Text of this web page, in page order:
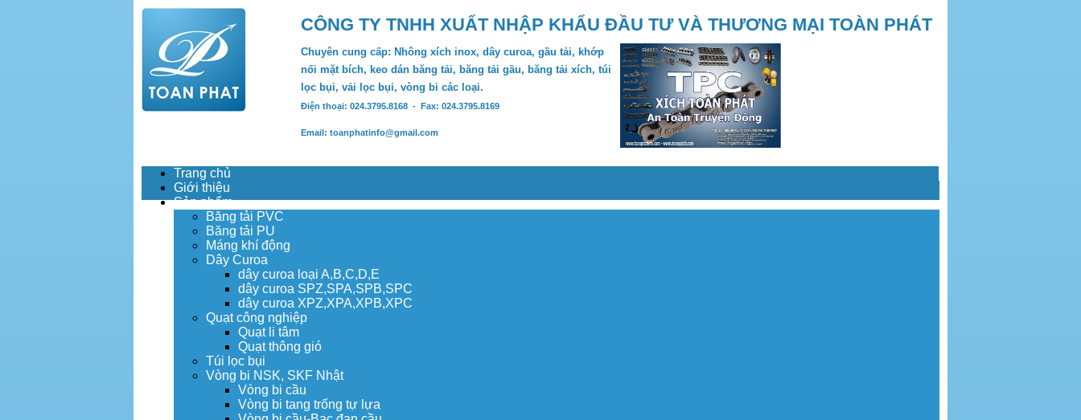
CÔNG TY TNHH XUẤT NHẬP KHẨU ĐẦU TƯ VÀ THƯƠNG MẠI TOÀN PHÁT
Chuyên cung cấp: Nhông xích inox, dây curoa, gầu tải, khớp
nối mặt bích, keo dán băng tải, băng tải gầu, băng tải xích, túi
lọc bụi, vải lọc bụi, vòng bi các loại.
Điện thoại: 024.3795.8168 - Fax: 024.3795.8169
Email: toanphatinfo@gmail.com
Trang chủ
Giới thiệu
Sản phẩm
Băng tải PVC
Băng tải PU
Máng khí động
Dây Curoa
dây curoa loại A,B,C,D,E
dây curoa SPZ,SPA,SPB,SPC
dây curoa XPZ,XPA,XPB,XPC
Quạt công nghiệp
Quạt li tâm
Quạt thông gió
Túi lọc bụi
Vòng bi NSK, SKF Nhật
Vòng bi cầu
Vòng bi tang trống tự lựa